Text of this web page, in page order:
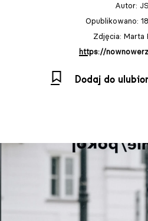
Autor: JS
Opublikowano:
Zdjęcia: Marta
https://
Dodaj do